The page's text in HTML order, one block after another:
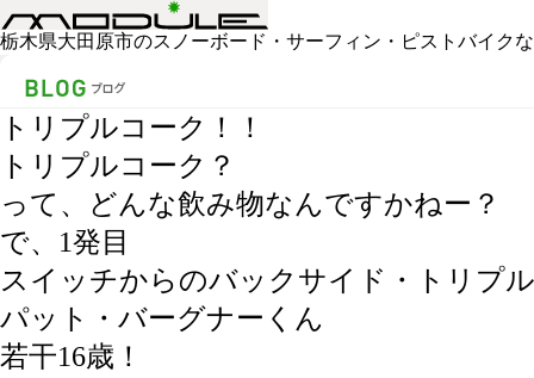
栃木県大田原市のスノーボード・サーフィン・ピストバイク
トリプルコーク！！
トリプルコーク？
って、どんな飲み物なんですかねー？
で、1発目
スイッチからのバックサイド・トリプ
パット・バーグナーくん
若干16歳！